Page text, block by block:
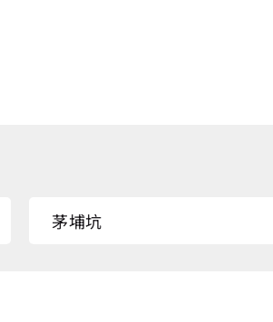
茅埔坑